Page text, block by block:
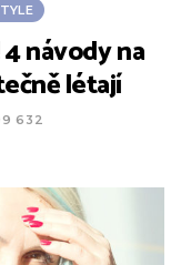
návody na
létají
632